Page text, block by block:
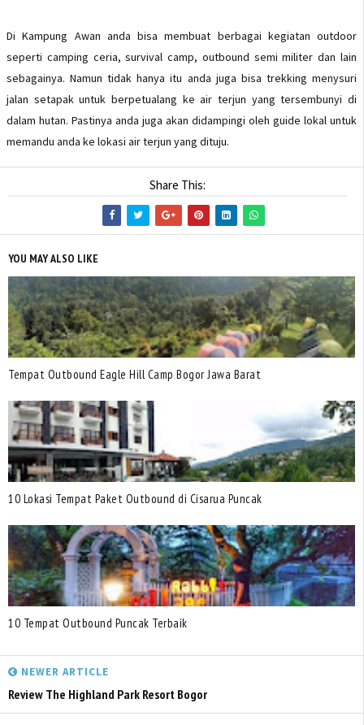
Di Kampung Awan anda bisa membuat berbagai kegiatan outdoor
seperti camping ceria, survival camp, outbound semi militer dan lain
sebagainya. Namun tidak hanya itu anda juga bisa trekking menysuri
jalan setapak untuk berpetualang ke air terjun yang tersembunyi di
dalam hutan. Pastinya anda juga akan didampingi oleh guide lokal untuk
memandu anda ke lokasi air terjun yang dituju.
Share This:
YOU MAY ALSO LIKE
Tempat Outbound Eagle Hill Camp Bogor Jawa Barat
10 Lokasi Tempat Paket Outbound di Cisarua Puncak
10 Tempat Outbound Puncak Terbaik
NEWER ARTICLE
Review The Highland Park Resort Bogor